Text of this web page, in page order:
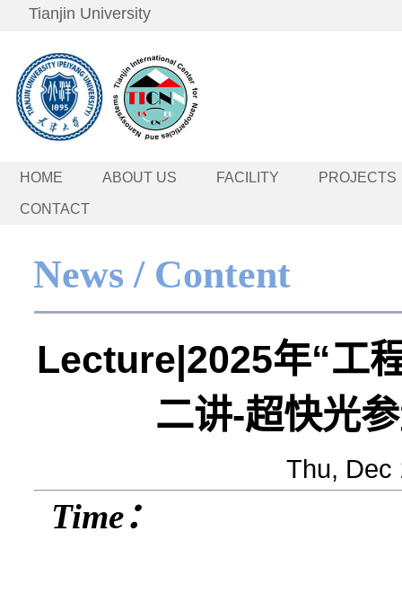
Tianjin University
HOME ABOUT US FACILITY PROJECTS
CONTACT
News / Content
Lecture|2025年“工
二讲-超快光
Thu, Dec
Time：